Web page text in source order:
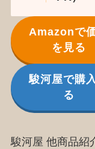
Amazonで
を見る
駿河屋で購
る
駿河屋 他商品紹